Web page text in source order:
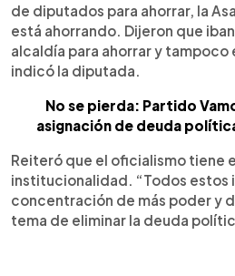
de diputados para ahorrar, la
está ahorrando. Dijeron que
alcaldía para ahorrar y tampoco
indicó la diputada.
No se pierda: Partido
asignación de deuda
Reiteró que el oficialismo tiene
institucionalidad. “Todos estos
concentración de más poder y
tema de eliminar la deuda